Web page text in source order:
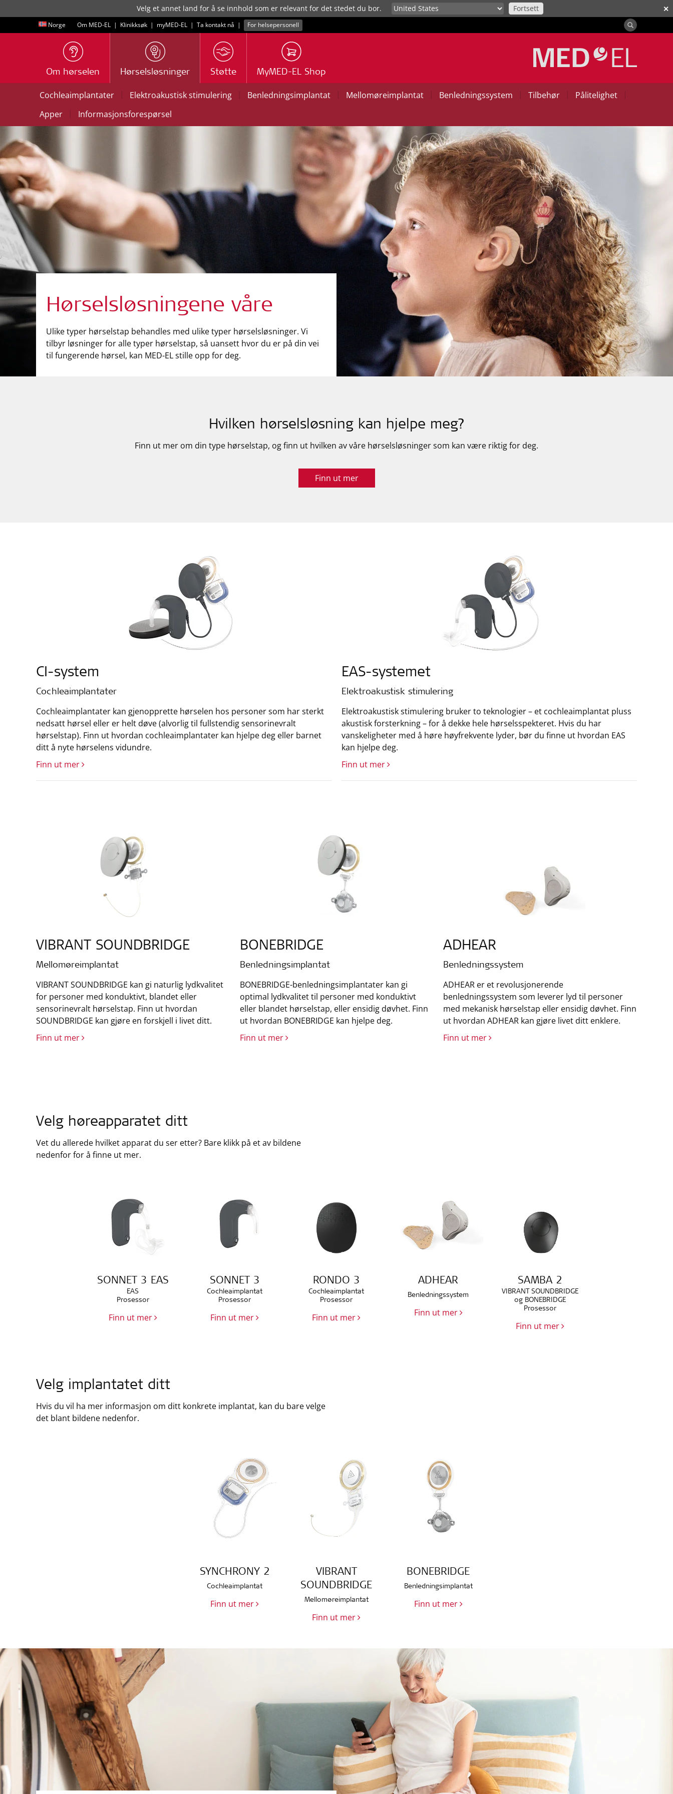
✕
Velg et annet land for å se innhold som er relevant for det stedet du bor. Fortsett
Norge Om MED-EL | Klinikksøk | myMED‑EL | Ta kontakt nå | For helsepersonell
Om hørselen Hørselsløsninger Støtte MyMED-EL Shop
Cochleaimplantater | Elektroakustisk stimulering | Benledningsimplantat | Mellomøreimplantat | Benledningssystem | Tilbehør | Pålitelighet
|
Apper
| Informasjonsforespørsel
Hørselsløsningene våre
Ulike typer hørselstap behandles med ulike typer hørselsløsninger. Vi
tilbyr løsninger for alle typer hørselstap, så uansett hvor du er på din vei
til fungerende hørsel, kan MED-EL stille opp for deg.
Hvilken hørselsløsning kan hjelpe meg?
Finn ut mer om din type hørselstap, og finn ut hvilken av våre hørselsløsninger som kan være riktig for deg.
Finn ut mer
CI-system
Cochleaimplantater
Cochleaimplantater kan gjenopprette hørselen hos personer som har sterkt
nedsatt hørsel eller er helt døve (alvorlig til fullstendig sensorinevralt
hørselstap). Finn ut hvordan cochleaimplantater kan hjelpe deg eller barnet
ditt å nyte hørselens vidundre.
Finn ut mer
EAS-systemet
Elektroakustisk stimulering
Elektroakustisk stimulering bruker to teknologier – et cochleaimplantat pluss
akustisk forsterkning – for å dekke hele hørselsspekteret. Hvis du har
vanskeligheter med å høre høyfrekvente lyder, bør du finne ut hvordan EAS
kan hjelpe deg.
Finn ut mer
VIBRANT SOUNDBRIDGE
Mellomøreimplantat
VIBRANT SOUNDBRIDGE kan gi naturlig lydkvalitet
for personer med konduktivt, blandet eller
sensorinevralt hørselstap. Finn ut hvordan
SOUNDBRIDGE kan gjøre en forskjell i livet ditt.
Finn ut mer
BONEBRIDGE
Benledningsimplantat
BONEBRIDGE-benledningsimplantater kan gi
optimal lydkvalitet til personer med konduktivt
eller blandet hørselstap, eller ensidig døvhet. Finn
ut hvordan BONEBRIDGE kan hjelpe deg.
Finn ut mer
ADHEAR
Benledningssystem
ADHEAR er et revolusjonerende
benledningssystem som leverer lyd til personer
med mekanisk hørselstap eller ensidig døvhet. Finn
ut hvordan ADHEAR kan gjøre livet ditt enklere.
Finn ut mer
Velg høreapparatet ditt
Vet du allerede hvilket apparat du ser etter? Bare klikk på et av bildene
nedenfor for å finne ut mer.
SONNET 3 EAS
EAS
Prosessor
Finn ut mer
SONNET 3
Cochleaimplantat
Prosessor
Finn ut mer
RONDO 3
Cochleaimplantat
Prosessor
Finn ut mer
ADHEAR
Benledningssystem
Finn ut mer
SAMBA 2
VIBRANT SOUNDBRIDGE
og BONEBRIDGE
Prosessor
Finn ut mer
Velg implantatet ditt
Hvis du vil ha mer informasjon om ditt konkrete implantat, kan du bare velge
det blant bildene nedenfor.
SYNCHRONY 2
Cochleaimplantat
Finn ut mer
VIBRANT
SOUNDBRIDGE
Mellomøreimplantat
Finn ut mer
BONEBRIDGE
Benledningsimplantat
Finn ut mer